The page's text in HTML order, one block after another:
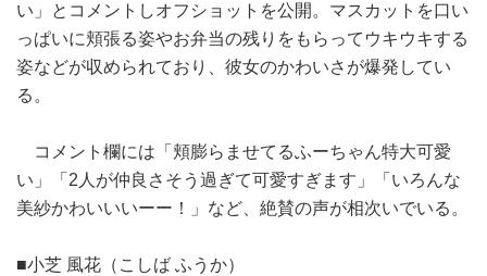
い」とコメントしオフショットを公開。マスカットを口い
っぱいに頬張る姿やお弁当の残りをもらってウキウキする
姿などが収められており、彼女のかわいさが爆発してい
る。
コメント欄には「頬膨らませてるふーちゃん特大可愛
い」「2人が仲良さそう過ぎて可愛すぎます」「いろんな
美紗かわいいいーー！」など、絶賛の声が相次いでいる。
■小芝 風花（こしば ふうか）